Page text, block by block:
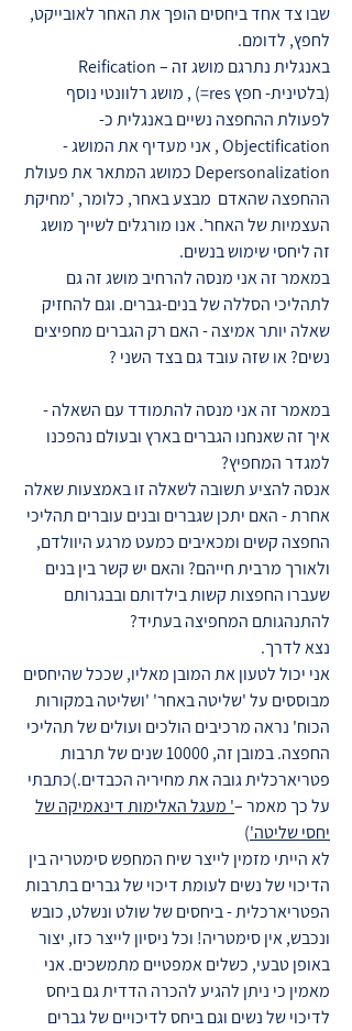
שבו צד אחד ביחסים הופך את האחר לאובייקט,
לחפץ, לדומם.
באנגלית נתרגם מושג זה – Reification
(בלטינית- חפץ res=) , מושג רלוונטי נוסף
לפעולת ההחפצה נשיים באנגלית כ-
Objectification , אני מעדיף את המושג -
Depersonalization כמושג המתאר את פעולת
ההחפצה שהאדם מבצע באחר, כלומר, 'מחיקת
העצמיות של האחר'. אנו מורגלים לשייך מושג
זה ליחסי שימוש בנשים.
במאמר זה אני מנסה להרחיב מושג זה גם
לתהליכי הסללה של בנים-גברים. וגם להחזיק
שאלה יותר אמיצה - האם רק הגברים מחפיצים
נשים? או שזה עובד גם בצד השני ?
במאמר זה אני מנסה להתמודד עם השאלה -
איך זה שאנחנו הגברים בארץ ובעולם נהפכנו
למגדר המחפיץ?
אנסה להציע תשובה לשאלה זו באמצעות שאלה
אחרת - האם יתכן שגברים ובנים עוברים תהליכי
החפצה קשים ומכאיבים כמעט מרגע היוולדם,
ולאורך מרבית חייהם? והאם יש קשר בין בנים
שעברו החפצות קשות בילדותם ובבגרותם
להתנהגותם המחפיצה בעתיד?
נצא לדרך.
אני יכול לטעון את המובן מאליו, שככל שהיחסים
מבוססים על 'שליטה באחר' 'ושליטה במקורות
הכוח' נראה מרכיבים הולכים ועולים של תהליכי
החפצה. במובן זה, 10000 שנים של תרבות
פטריארכלית גובה את מחיריה הכבדים.)כתבתי
על כך מאמר –' מעגל האלימות דינאמיקה של
יחסי שליטה')
לא הייתי מזמין לייצר שיח המחפש סימטריה בין
הדיכוי של נשים לעומת דיכוי של גברים בתרבות
הפטריארכלית - ביחסים של שולט ונשלט, כובש
ונכבש, אין סימטריה! וכל ניסיון לייצר כזו, יצור
באופן טבעי, כשלים אמפטיים מתמשכים. אני
מאמין כי ניתן להגיע להכרה הדדית גם ביחס
לדיכוי של נשים וגם ביחס לדיכויים של גברים